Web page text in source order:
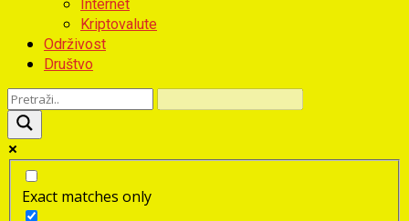
Internet
Kriptovalute
Održivost
Društvo
Exact matches only